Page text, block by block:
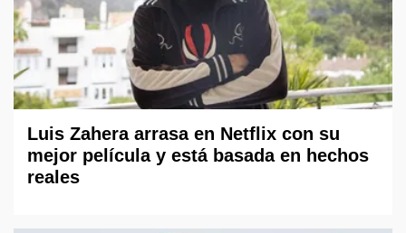
Luis Zahera arrasa en Netflix con su
mejor película y está basada en hechos
reales